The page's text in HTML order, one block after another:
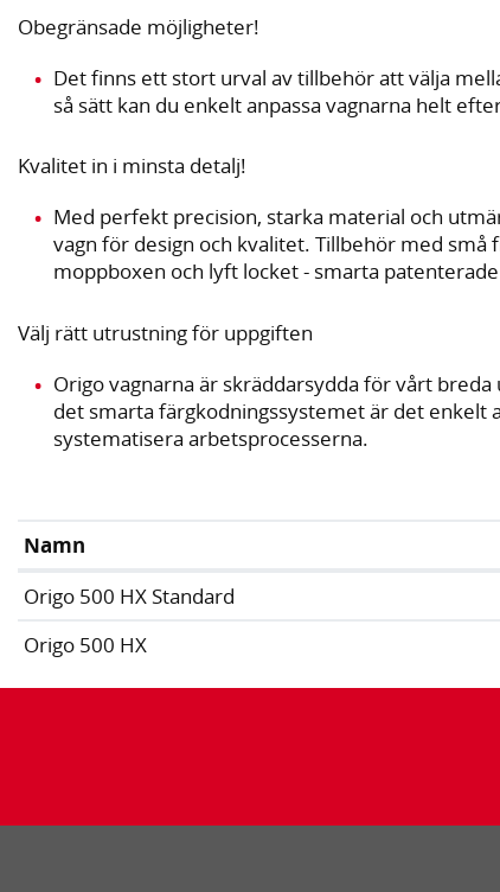
Obegränsade möjligheter!
Det finns ett stort urval av tillbehör att välja
så sätt kan du enkelt anpassa vagnarna helt
Kvalitet in i minsta detalj!
Med perfekt precision, starka material och
vagn för design och kvalitet. Tillbehör med små
moppboxen och lyft locket - smarta
Välj rätt utrustning för uppgiften
Origo vagnarna är skräddarsydda för vårt
det smarta färgkodningssystemet är det enkelt
systematisera arbetsprocesserna.
Namn
Origo 500 HX Standard
Origo 500 HX